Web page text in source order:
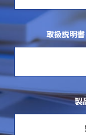
取扱説明
製